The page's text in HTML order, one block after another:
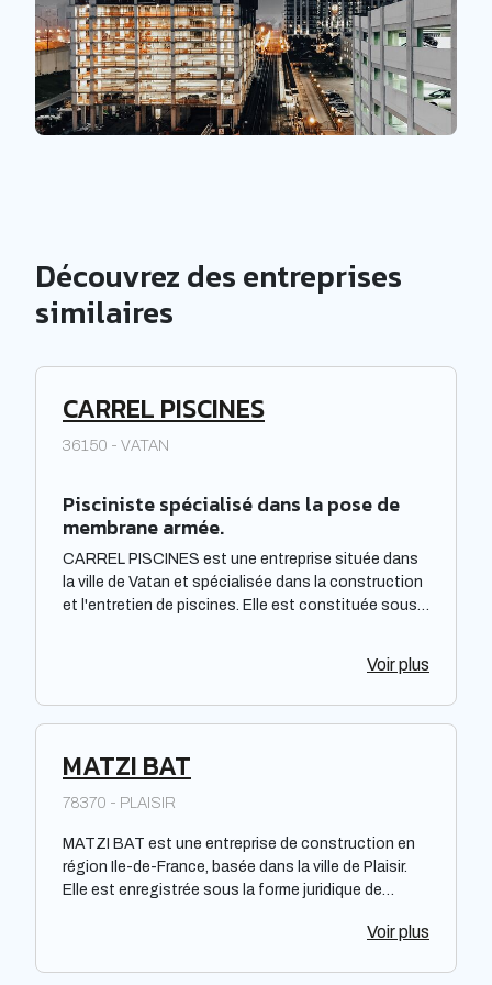
Découvrez des entreprises
similaires
CARREL PISCINES
36150 - VATAN
Pisciniste spécialisé dans la pose de
membrane armée.
CARREL PISCINES est une entreprise située dans
la ville de Vatan et spécialisée dans la construction
et l'entretien de piscines. Elle est constituée sous
elle offre des prestations de qualité pour répondre
disposition de ses clients un savoir-faire et une
Voir plus
MATZI BAT
78370 - PLAISIR
MATZI BAT est une entreprise de construction en
région Ile-de-France, basée dans la ville de Plaisir.
Elle est enregistrée sous la forme juridique de
Spécialisée dans le domaine de la construction, elle
Voir plus